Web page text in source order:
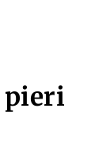
pieri